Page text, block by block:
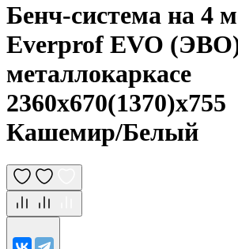
Бенч-система на 4
Everprof EVO
металлокаркасе
2360х670(1370)x755
Кашемир/Белый